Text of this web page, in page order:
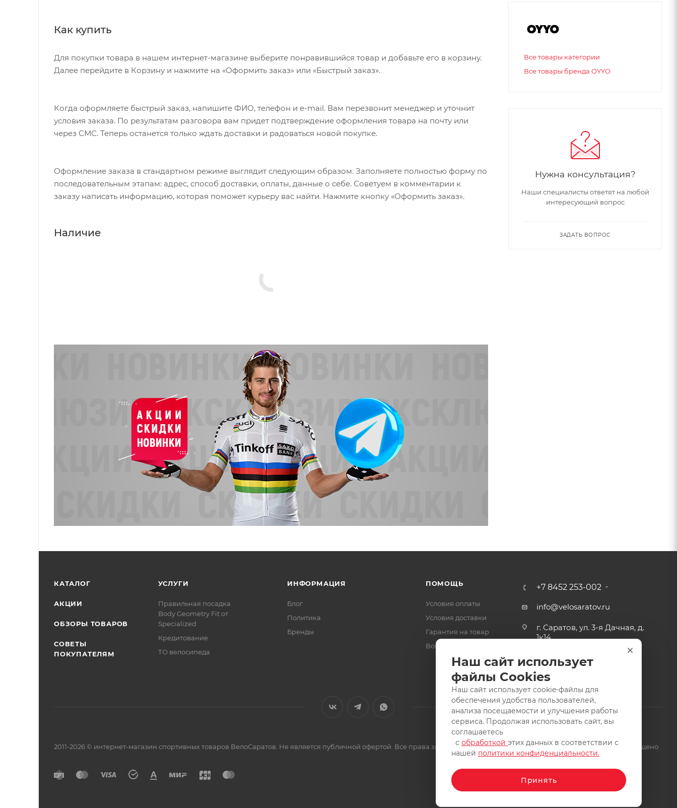
Как купить
Для покупки товара в нашем интернет-магазине выберите понравившийся товар и добавьте его в корзину.
Далее перейдите в Корзину и нажмите на «Оформить заказ» или «Быстрый заказ».
Когда оформляете быстрый заказ, напишите ФИО, телефон и e-mail. Вам перезвонит менеджер и уточнит
условия заказа. По результатам разговора вам придет подтверждение оформления товара на почту или
через СМС. Теперь останется только ждать доставки и радоваться новой покупке.
Оформление заказа в стандартном режиме выглядит следующим образом. Заполняете полностью форму по
последовательным этапам: адрес, способ доставки, оплаты, данные о себе. Советуем в комментарии к
заказу написать информацию, которая поможет курьеру вас найти. Нажмите кнопку «Оформить заказ».
Наличие
Все товары категории
Все товары бренда OYYO
Нужна консультация?
Наши специалисты ответят на любой
интересующий вопрос
ЗАДАТЬ ВОПРОС
КАТАЛОГ
АКЦИИ
ОБЗОРЫ ТОВАРОВ
СОВЕТЫ
ПОКУПАТЕЛЯМ
УСЛУГИ
Правильная посадка
Body Geometry Fit от
Specialized
Кредитование
ТО велосипеда
ИНФОРМАЦИЯ
Блог
Политика
Бренды
ПОМОЩЬ
Условия оплаты
Условия доставки
Гарантия на товар
Вопрос-ответ
+7 8452 253-002
info@velosaratov.ru
г. Саратов, ул. 3-я Дачная, д.
1к14
2011-2026 © интернет-магазин спортивных товаров ВелоСаратов. Не является публичной офертой. Все права защищены. Заимствование материалов и фотографий запрещено.
Наш сайт использует
файлы Cookies
Наш сайт использует cookie-файлы для
обеспечения удобства пользователей,
анализа посещаемости и улучшения работы
сервиса. Продолжая использовать сайт, вы
соглашаетесь
с обработкой этих данных в соответствии с
нашей политики конфиденциальности.
Принять